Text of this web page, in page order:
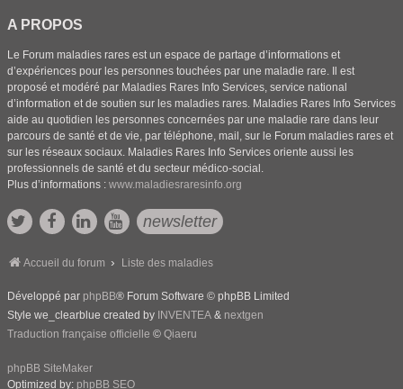
A PROPOS
Le Forum maladies rares est un espace de partage d’informations et
d’expériences pour les personnes touchées par une maladie rare. Il est
proposé et modéré par Maladies Rares Info Services, service national
d’information et de soutien sur les maladies rares. Maladies Rares Info Services
aide au quotidien les personnes concernées par une maladie rare dans leur
parcours de santé et de vie, par téléphone, mail, sur le Forum maladies rares et
sur les réseaux sociaux. Maladies Rares Info Services oriente aussi les
professionnels de santé et du secteur médico-social.
Plus d’informations : www.maladiesraresinfo.org
newsletter
Accueil du forum Liste des maladies
Développé par phpBB® Forum Software © phpBB Limited
Style we_clearblue created by INVENTEA & nextgen
Traduction française officielle © Qiaeru
phpBB SiteMaker
Optimized by: phpBB SEO